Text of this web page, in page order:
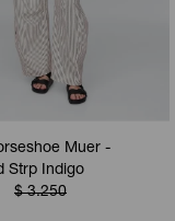
Muer -
Strp Indigo
$ 3.250